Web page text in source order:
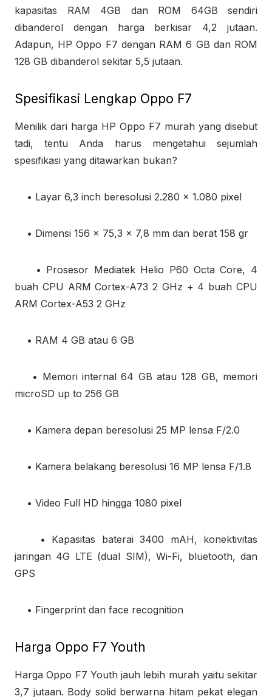
kapasitas RAM 4GB dan ROM 64GB sendiri
dibanderol dengan harga berkisar 4,2 jutaan.
Adapun, HP Oppo F7 dengan RAM 6 GB dan ROM
128 GB dibanderol sekitar 5,5 jutaan.
Spesifikasi Lengkap Oppo F7
Menilik dari harga HP Oppo F7 murah yang disebut
tadi, tentu Anda harus mengetahui sejumlah
spesifikasi yang ditawarkan bukan?
• Layar 6,3 inch beresolusi 2.280 x 1.080 pixel
• Dimensi 156 x 75,3 x 7,8 mm dan berat 158 gr
• Prosesor Mediatek Helio P60 Octa Core, 4
buah CPU ARM Cortex-A73 2 GHz + 4 buah CPU
ARM Cortex-A53 2 GHz
• RAM 4 GB atau 6 GB
• Memori internal 64 GB atau 128 GB, memori
microSD up to 256 GB
• Kamera depan beresolusi 25 MP lensa F/2.0
• Kamera belakang beresolusi 16 MP lensa F/1.8
• Video Full HD hingga 1080 pixel
• Kapasitas baterai 3400 mAH, konektivitas
jaringan 4G LTE (dual SIM), Wi-Fi, bluetooth, dan
GPS
• Fingerprint dan face recognition
Harga Oppo F7 Youth
Harga Oppo F7 Youth jauh lebih murah yaitu sekitar
3,7 jutaan. Body solid berwarna hitam pekat elegan